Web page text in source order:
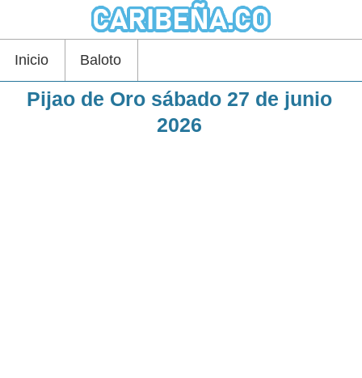
Inicio Baloto
Pijao de Oro sábado 27 de junio
2026